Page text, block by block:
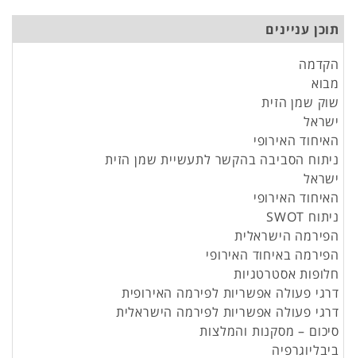
תוכן עניינים
הקדמה
מבוא
שוק שמן הזית
ישראל
האיחוד האירופי
ניתוח הסביבה בהקשר לתעשיית שמן הזית
ישראל
האיחוד האירופי
ניתוח SWOT
הפירמה הישראלית
הפירמה באיחוד האירופי
חלופות אסטרטגיות
דרגי פעולה אפשריות לפירמה האירופית
דרגי פעולה אפשריות לפירמה הישראלית
סיכום – מסקנות והמלצות
ביבליוגרפיה